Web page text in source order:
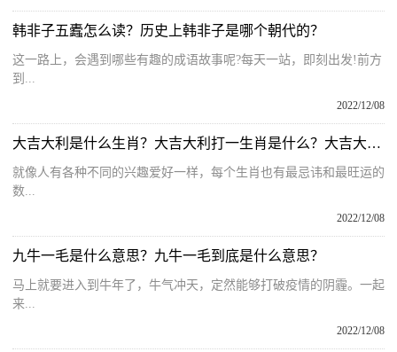
韩非子五蠹怎么读？历史上韩非子是哪个朝代的？
这一路上，会遇到哪些有趣的成语故事呢?每天一站，即刻出发!前方
到...
2022/12/08
大吉大利是什么生肖？大吉大利打一生肖是什么？大吉大利打一个精准动物
就像人有各种不同的兴趣爱好一样，每个生肖也有最忌讳和最旺运的
数...
2022/12/08
九牛一毛是什么意思？九牛一毛到底是什么意思？
马上就要进入到牛年了，牛气冲天，定然能够打破疫情的阴霾。一起
来...
2022/12/08